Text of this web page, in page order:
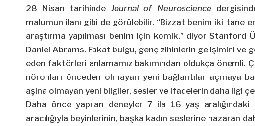
28 Nisan tarihindeJournal of Neuroscience
malumun ilanı gibi de görülebilir. “Bizzat benim iki tane
araştırma yapılması benim için komik.” diyor Stanford
Daniel Abrams. Fakat bulgu, genç zihinlerin gelişimini ve
eden faktörleri anlamamız bakımından oldukça önemli.
nöronları önceden olmayan yeni bağlantılar açmaya
aşina olmayan yeni bilgiler, sesler ve ifadelerin daha ilgi
Daha önce yapılan deneyler 7 ila 16 yaş
aracılığıyla beyinlerinin, başka kadın seslerine nazaran